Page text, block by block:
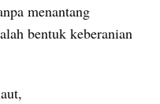
menantang
bentuk keberanian